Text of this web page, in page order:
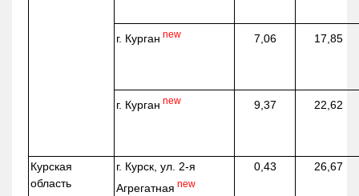
г. Курган new 7,06 17,85
г. Курган new 9,37 22,62
Курская
область
г. Курск, ул. 2-я
Агрегатная new
0,43 26,67